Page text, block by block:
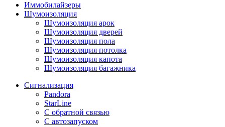
Иммобилайзеры
Шумоизоляция
Шумоизоляция арок
Шумоизоляция дверей
Шумоизоляция пола
Шумоизоляция потолка
Шумоизоляция капота
Шумоизоляция багажника
Сигнализация
Pandora
StarLine
С обратной связью
С автозапуском